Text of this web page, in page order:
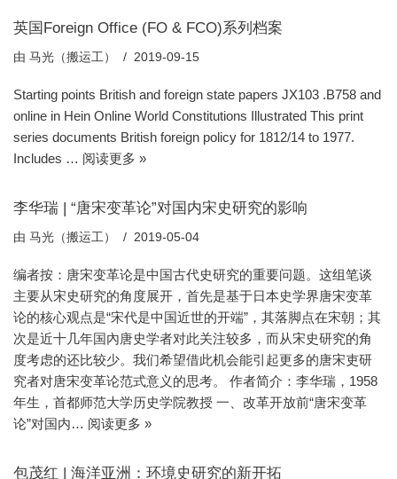
英国Foreign Office (FO & FCO)系列档案
由 马光（搬运工） 2019-09-15
Starting points British and foreign state papers JX103 .B758 and
online in Hein Online World Constitutions Illustrated This print
series documents British foreign policy for 1812/14 to 1977.
Includes … 阅读更多 »
李华瑞 | “唐宋变革论”对国内宋史研究的影响
由 马光（搬运工） 2019-05-04
编者按：唐宋变革论是中国古代史研究的重要问题。这组笔谈
主要从宋史研究的角度展开，首先是基于日本史学界唐宋变革
论的核心观点是“宋代是中国近世的开端”，其落脚点在宋朝；其
次是近十几年国內唐史学者对此关注较多，而从宋史研究的角
度考虑的还比较少。我们希望借此机会能引起更多的唐宋吏研
究者对唐宋变革论范式意义的思考。 作者简介：李华瑞，1958
年生，首都师范大学历史学院教授 一、改革开放前“唐宋变革
论”对国内… 阅读更多 »
包茂红 | 海洋亚洲：环境史研究的新开拓